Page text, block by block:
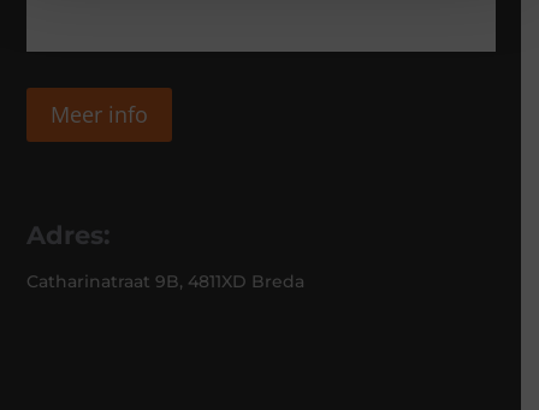
Meer info
Adres:
Catharinatraat 9B, 4811XD Breda